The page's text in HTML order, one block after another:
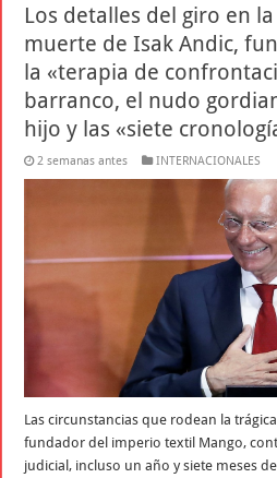
Los detalles del giro en
muerte de Isak Andic,
la «terapia de
barranco, el nudo
hijo y las «siete
2 semanas antes INTERNACIONALES
Las circunstancias que rodean la
fundador del imperio textil Mango,
judicial, incluso un año y siete meses